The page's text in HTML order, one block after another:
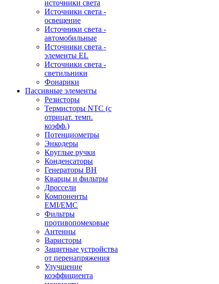
источники света
Источники света -
освещение
Источники света -
автомобильные
Источники света -
элементы EL
Источники света -
светильники
Фонарики
Пассивные элементы
Резисторы
Термисторы NTC (с
отрицат. темп.
коэфф.)
Потенциометры
Энкодеры
Круглые ручки
Конденсаторы
Генераторы ВН
Кварцы и фильтры
Дроссели
Компоненты
EMI/EMC
Фильтры
противопомеховые
Антенны
Варисторы
Защитные устройства
от перенапряжения
Улучшение
коэффициента